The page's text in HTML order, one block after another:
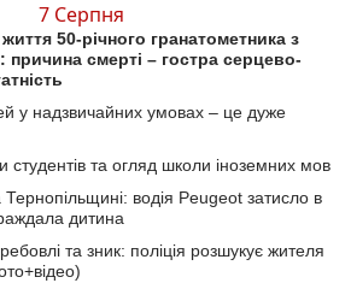
7 Серпня
50-річного гранатометника з
причина смерті – гостра серцево-
у надзвичайних умовах – це дуже
студентів та огляд школи іноземних мов
водія Peugeot затисло в
дитина
та зник: поліція розшукує жителя